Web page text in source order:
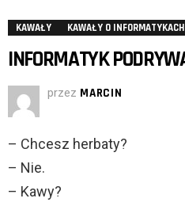
KAWAŁY KAWAŁY O INFORMATYKACH
INFORMATYK
przez MARCIN
– Chcesz herbaty?
– Nie.
– Kawy?